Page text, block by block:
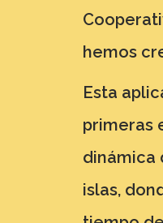
hemos
Esta
primeras
dinámica
islas,